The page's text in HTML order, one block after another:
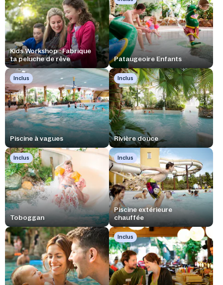
Kids Workshop : Fabrique
ta peluche de rêve
Pataugeoire Enfants
Inclus
Piscine à vagues
Inclus
Rivière douce
Inclus
Toboggan
Inclus
Piscine extérieure
chauffée
Inclus